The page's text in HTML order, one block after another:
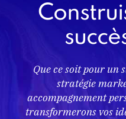
Que ce soit pour un
stratégie
accompagnement
transformerons vos